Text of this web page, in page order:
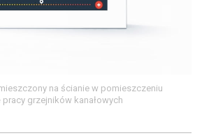
na ścianie w pomieszczeniu
grzejników kanałowych